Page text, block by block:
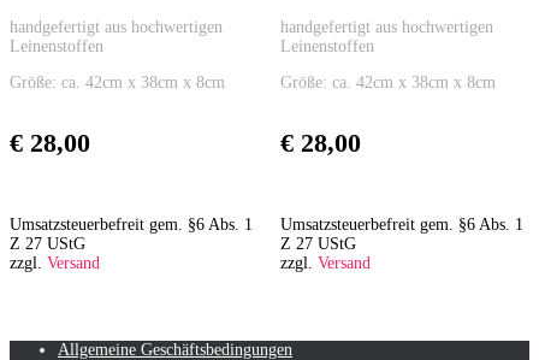
handgefertigt aus hochwertigen
Leinenstoffen
Größe: ca. 42cm x 38cm x 8cm
€ 28,00
Umsatzsteuerbefreit gem. §6 Abs. 1
Z 27 UStG
zzgl. Versand
handgefertigt aus hochwertigen
Leinenstoffen
Größe: ca. 42cm x 38cm x 8cm
€28,00
Umsatzsteuerbefreit gem. §6 Abs. 1
Z 27 UStG
zzgl. Versand
Allgemeine Geschäftsbedingungen